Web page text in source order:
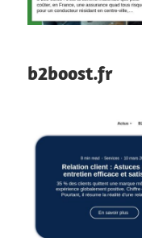
b2boost.fr